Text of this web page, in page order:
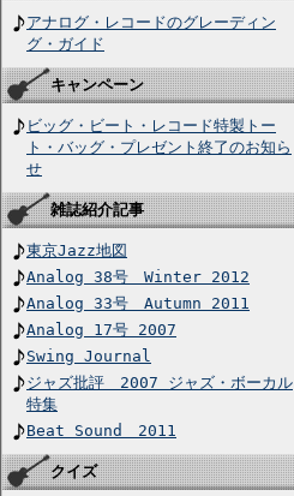
アナログ・レコードのグレーディン
グ・ガイド
キャンペーン
ビッグ・ビート・レコード特製トー
ト・バッグ・プレゼント終了のお知ら
せ
雑誌紹介記事
東京Jazz地図
Analog 38号 Winter 2012
Analog 33号 Autumn 2011
Analog 17号 2007
Swing Journal
ジャズ批評 2007 ジャズ・ボーカル
特集
Beat Sound 2011
クイズ